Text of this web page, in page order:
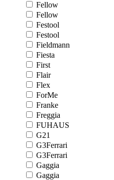
Fellow
Fellow
Festool
Festool
Fieldmann
Fiesta
First
Flair
Flex
ForMe
Franke
Freggia
FUHAUS
G21
G3Ferrari
G3Ferrari
Gaggia
Gaggia